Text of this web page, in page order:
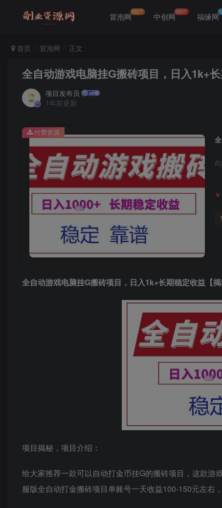
冒泡网 HOT 中创网 HOT 福缘网
首页 冒泡网 正文
全自动游戏电脑挂G搬砖项目，日入1k+长
项目发布员
1年前更新
￥
付费资源
全自动游戏电脑挂G搬砖项目，日入1k+长期稳定收益【揭
项目揭秘，项目介绍：
给大家推荐一款可以自动打金币挂G的搬砖项目，这款
服版全自动打金搬砖项目单账号一天收益100-150元左右